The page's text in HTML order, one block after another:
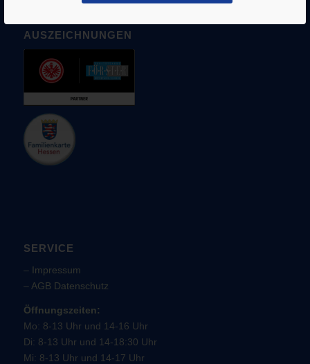
AUSZEICHNUNGEN
SERVICE
– Impressum
– AGB Datenschutz
Öffnungszeiten:
Mo: 8-13 Uhr und 14-16 Uhr
Di: 8-13 Uhr und 14-18:30 Uhr
Mi: 8-13 Uhr und 14-17 Uhr